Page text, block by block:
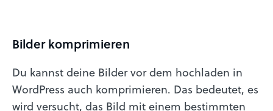
Bilder komprimieren
Du kannst deine Bilder vor dem hochladen in
WordPress auch komprimieren. Das bedeutet, es
wird versucht, das Bild mit einem bestimmten